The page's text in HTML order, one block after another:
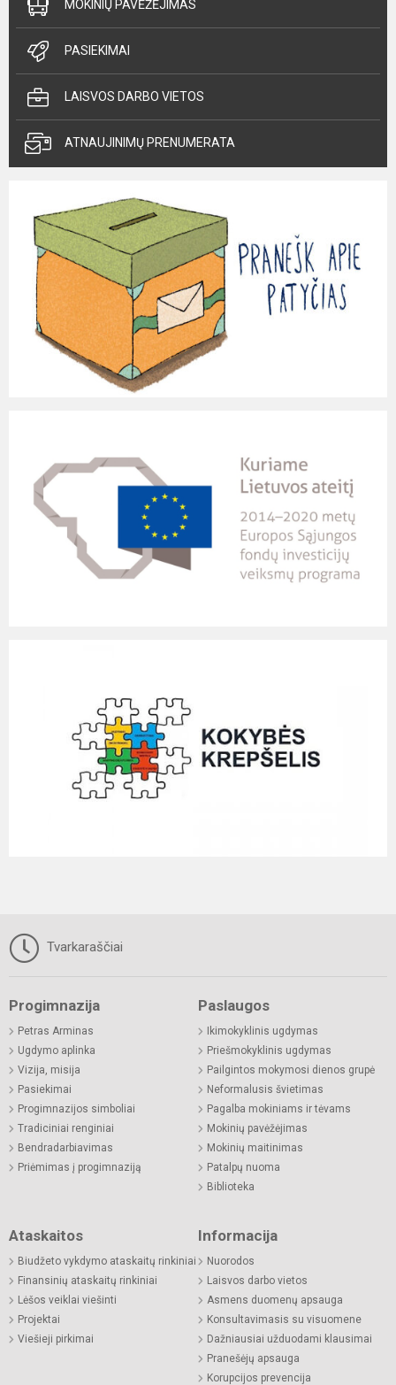
MOKINIŲ PAVĖŽĖJIMAS
PASIEKIMAI
LAISVOS DARBO VIETOS
ATNAUJINIMŲ PRENUMERATA
Tvarkaraščiai
Progimnazija
Petras Arminas
Ugdymo aplinka
Vizija, misija
Pasiekimai
Progimnazijos simboliai
Tradiciniai renginiai
Bendradarbiavimas
Priėmimas į progimnaziją
Paslaugos
Ikimokyklinis ugdymas
Priešmokyklinis ugdymas
Pailgintos mokymosi dienos grupė
Neformalusis švietimas
Pagalba mokiniams ir tėvams
Mokinių pavėžėjimas
Mokinių maitinimas
Patalpų nuoma
Biblioteka
Ataskaitos
Biudžeto vykdymo ataskaitų rinkiniai
Finansinių ataskaitų rinkiniai
Lėšos veiklai viešinti
Projektai
Viešieji pirkimai
Informacija
Nuorodos
Laisvos darbo vietos
Asmens duomenų apsauga
Konsultavimasis su visuomene
Dažniausiai užduodami klausimai
Pranešėjų apsauga
Korupcijos prevencija